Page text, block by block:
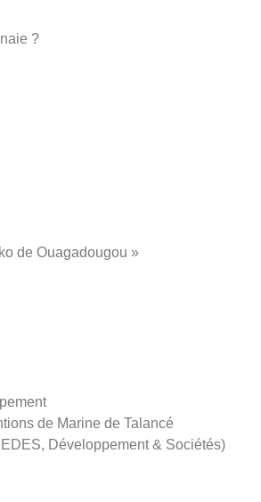
?
de Ouagadougou »
de Marine de Talancé
Développement & Sociétés)